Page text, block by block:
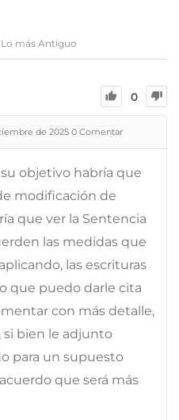
Lo más Antiguo
0
de 2025 0 Comentar
objetivo habría que
modificación de
que ver la Sentencia
las medidas que
las escrituras
que puedo darle cita
con más detalle,
bien le adjunto
para un supuesto
que será más